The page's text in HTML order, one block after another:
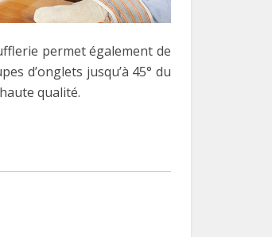
permet également de
d’onglets jusqu’à 45° du
qualité.